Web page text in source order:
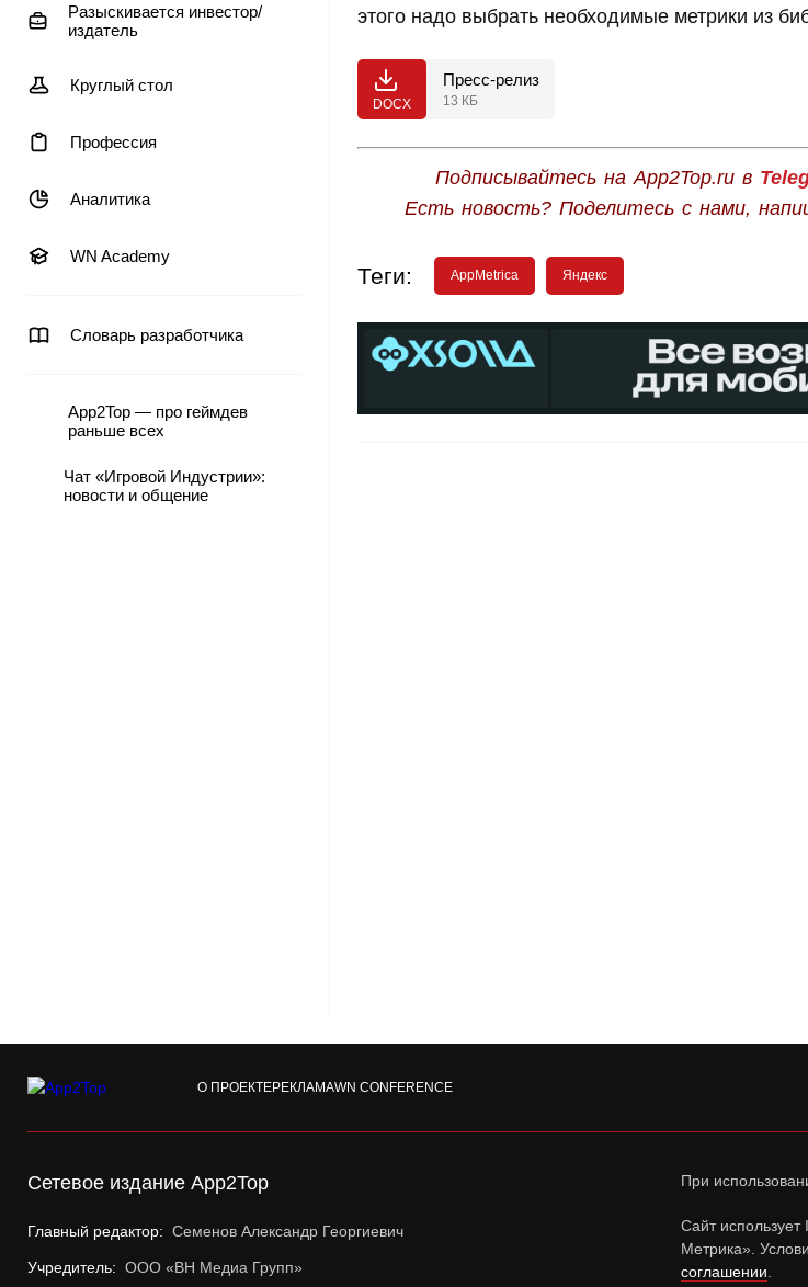
Разыскивается инвестор/
издатель
Круглый стол
Профессия
Аналитика
WN Academy
Словарь разработчика
App2Top — про геймдев
раньше всех
Чат «Игровой Индустрии»:
новости и общение
этого надо выбрать необходимые метрики из
DOCX
Пресс-релиз
13 КБ
Подписывайтесь на App2Top.ru в
Есть новость? Поделитесь с нами,
Теги: AppMetrica Яндекс
О ПРОЕКТЕРЕКЛАМАWN CONFERENCE
Сетевое издание App2Top
Главный редактор: Семенов Александр Георгиевич
Учредитель: ООО «ВН Медиа Групп»
При
Сайт использует
Метрика».
соглашении